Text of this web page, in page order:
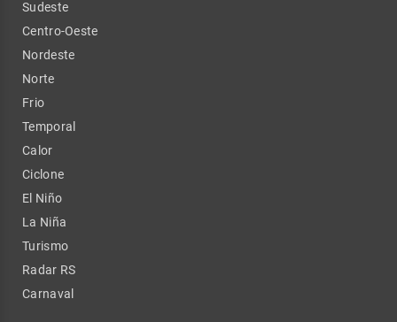
Sudeste
Centro-Oeste
Nordeste
Norte
Frio
Temporal
Calor
Ciclone
El Niño
La Niña
Turismo
Radar RS
Carnaval